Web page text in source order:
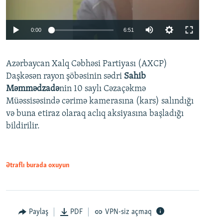
Auto 240p 360p
720p 1080p
0:00 6:51
360p
720p
1080p
Azərbaycan Xalq Cəbhəsi Partiyası (AXCP)
Daşkəsən rayon şöbəsinin sədri Sahib
Məmmədzadənin 10 saylı Cəzaçəkmə
Müəssisəsində cərimə kamerasına (kars) salındığı
və buna etiraz olaraq aclıq aksiyasına başladığı
bildirilir.
Ətraflı burada oxuyun
Paylaş PDF VPN-siz açmaq